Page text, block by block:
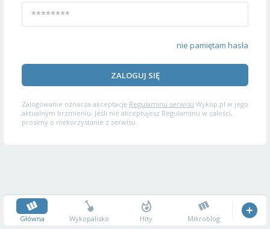
nie pamiętam hasła
ZALOGUJ SIĘ
Zalogowanie oznacza akceptację Regulaminu serwisu Wykop.pl w jego
aktualnym brzmieniu. Jeśli nie akceptujesz Regulaminu w całości,
prosimy o niekorzystanie z serwisu.
Główna Wykopalisko Hity Mikroblog